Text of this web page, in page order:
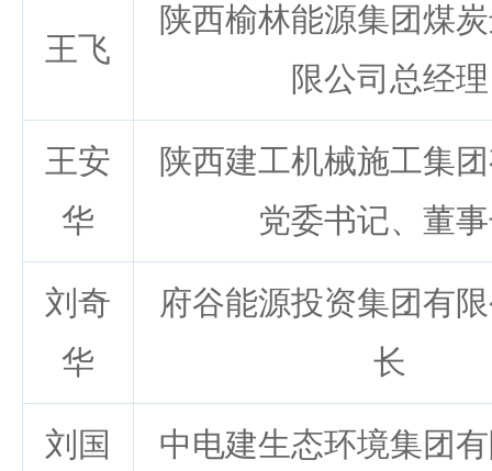
王飞
陕西榆林能源集团煤
限公司总经理
王安
华
陕西建工机械施工集
党委书记、董
刘奇
华
府谷能源投资集团有
长
刘国
中电建生态环境集团